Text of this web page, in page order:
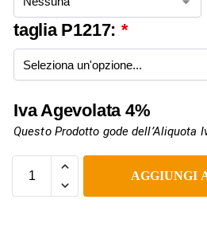
taglia P1217: *
Iva Agevolata 4%
Questo Prodotto gode dell’Aliquota
AGGIUNGI